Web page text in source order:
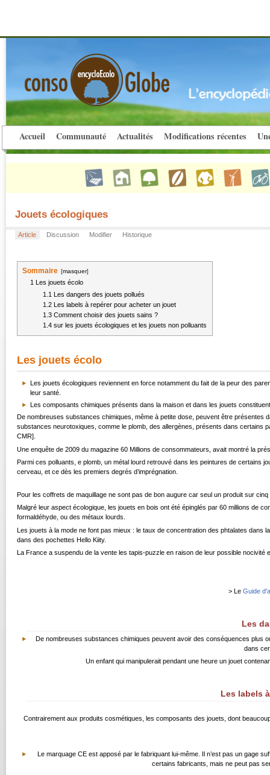
Accueil Communauté Actualités Modifications récentes
Jouets écologiques
Article Discussion Modifier Historique
Sommaire [masquer]
1 Les jouets écolo
1.1 Les dangers des jouets pollués
1.2 Les labels à repérer pour acheter un jouet
1.3 Comment choisir des jouets sains ?
1.4 sur les jouets écologiques et les jouets non polluants
Les jouets écolo
Les jouets écologiques reviennent en force notamment du fait de la peur des
leur santé.
Les composants chimiques présents dans la maison et dans les jouets
De nombreuses substances chimiques, même à petite dose, peuvent être présentes
substances neurotoxiques, comme le plomb, des allergènes, présents dans
CMR].
Une enquête de 2009 du magazine 60 Millions de consommateurs, avait montré la
Parmi ces polluants, e plomb, un métal lourd retrouvé dans les peintures de certains
cerveau, et ce dès les premiers degrés d’imprégnation.
Pour les coffrets de maquillage ne sont pas de bon augure car seul un produit sur
Malgré leur aspect écologique, les jouets en bois ont été épinglés par 60 millions de
formaldéhyde, ou des métaux lourds.
Les jouets à la mode ne font pas mieux : le taux de concentration des phtalates
dans des pochettes Hello Kiity.
La France a suspendu de la vente les tapis-puzzle en raison de leur possible nocivité
> Le Guide
Les
De nombreuses substances chimiques peuvent avoir des conséquences plus
dans
Un enfant qui manipulerait pendant une heure un jouet
Les labels
Contrairement aux produits cosmétiques, les composants des jouets, dont
Le marquage CE est apposé par le fabriquant lui-même. Il n’est pas un gage
certains fabricants, mais ne peut pas